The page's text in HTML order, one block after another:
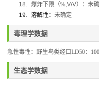
18. 爆炸下限（%,V/V）：未
19. 溶解性： 未确定
毒理学数据
急性毒性：野生鸟类经口LD50：
生态学数据